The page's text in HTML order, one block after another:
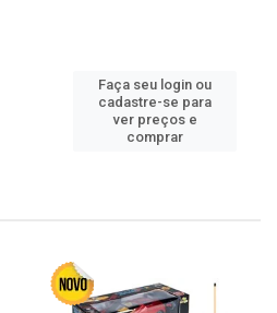
Faça seu login ou
cadastre-se para
ver preços e
comprar